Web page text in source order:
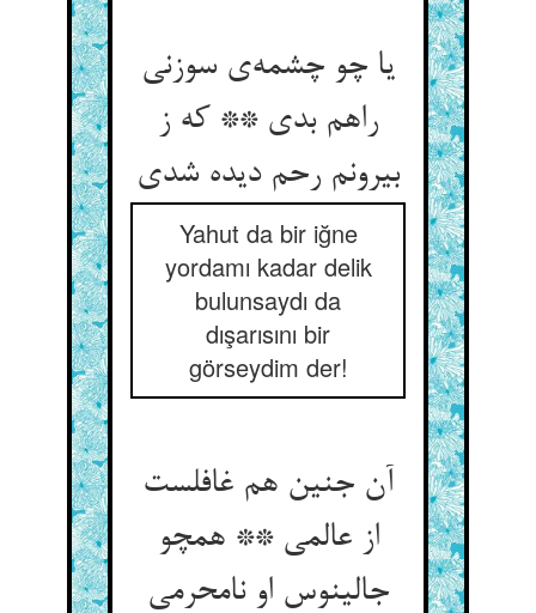
یا چو چشمه‌ی سوزنی
راهم بدی ** که ز
بیرونم رحم دیده شدی
Yahut da bir iğne
yordamı kadar delik
bulunsaydı da
dışarısını bir
görseydim der!
آن جنین هم غافلست
از عالمی ** همچو
جالینوس او نامحرمی